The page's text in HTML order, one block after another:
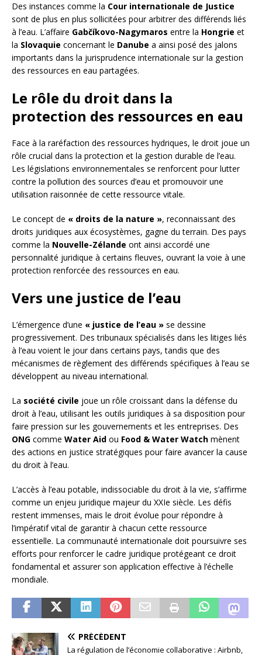
Des instances comme la Cour internationale de Justice
sont de plus en plus sollicitées pour arbitrer des différends liés
à l’eau. L’affaire Gabčíkovo-Nagymaros entre la Hongrie et
la Slovaquie concernant le Danube a ainsi posé des jalons
importants dans la jurisprudence internationale sur la gestion
des ressources en eau partagées.
Le rôle du droit dans la
protection des ressources en eau
Face à la raréfaction des ressources hydriques, le droit joue un
rôle crucial dans la protection et la gestion durable de l’eau.
Les législations environnementales se renforcent pour lutter
contre la pollution des sources d’eau et promouvoir une
utilisation raisonnée de cette ressource vitale.
Le concept de « droits de la nature », reconnaissant des
droits juridiques aux écosystèmes, gagne du terrain. Des pays
comme la Nouvelle-Zélande ont ainsi accordé une
personnalité juridique à certains fleuves, ouvrant la voie à une
protection renforcée des ressources en eau.
Vers une justice de l’eau
L’émergence d’une « justice de l’eau » se dessine
progressivement. Des tribunaux spécialisés dans les litiges liés
à l’eau voient le jour dans certains pays, tandis que des
mécanismes de règlement des différends spécifiques à l’eau se
développent au niveau international.
La société civile joue un rôle croissant dans la défense du
droit à l’eau, utilisant les outils juridiques à sa disposition pour
faire pression sur les gouvernements et les entreprises. Des
ONG comme Water Aid ou Food & Water Watch mènent
des actions en justice stratégiques pour faire avancer la cause
du droit à l’eau.
L’accès à l’eau potable, indissociable du droit à la vie, s’affirme
comme un enjeu juridique majeur du XXIe siècle. Les défis
restent immenses, mais le droit évolue pour répondre à
l’impératif vital de garantir à chacun cette ressource
essentielle. La communauté internationale doit poursuivre ses
efforts pour renforcer le cadre juridique protégeant ce droit
fondamental et assurer son application effective à l’échelle
mondiale.
PRÉCÉDENT
La régulation de l’économie collaborative : Airbnb,